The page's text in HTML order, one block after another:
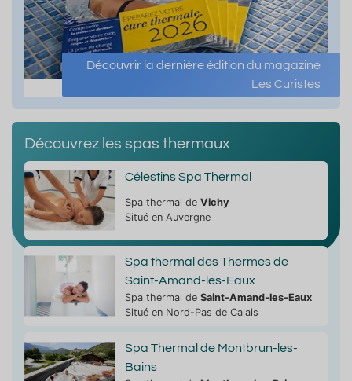
Découvrir la dernière édition du magazine
Les Curistes
Découvrez les spas thermaux
Célestins Spa Thermal
Spa thermal de Vichy
Situé en Auvergne
Spa thermal des Thermes de
Saint-Amand-les-Eaux
Spa thermal de Saint-Amand-les-Eaux
Situé en Nord-Pas de Calais
Spa Thermal de Montbrun-les-
Bains